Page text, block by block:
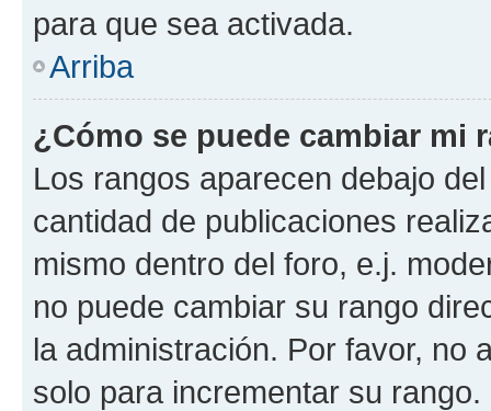
para que sea activada.
Arriba
¿Cómo se puede cambiar mi
Los rangos aparecen debajo
cantidad de publicaciones
mismo dentro del foro, e.j.
no puede cambiar su rango
la administración. Por favor, no
solo para incrementar su